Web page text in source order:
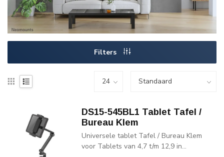
Filters
DS15-545BL1 Tablet Tafel /
Bureau Klem
Universele tablet Tafel / Bureau Klem
voor Tablets van 4,7 t/m 12,9 in...